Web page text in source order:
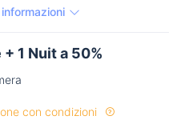
1 Nuit a 50%
con condizioni